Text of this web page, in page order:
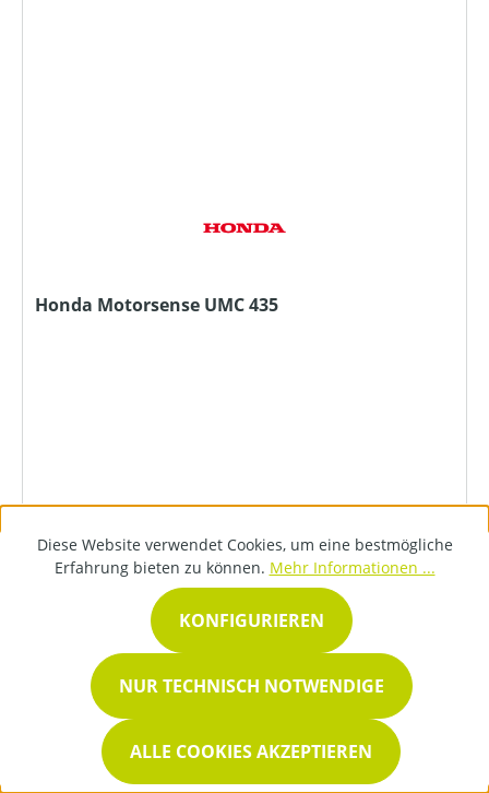
Honda Motorsense UMC 435
578,99 €*
DETAILS
Diese Website verwendet Cookies, um eine bestmögliche
Erfahrung bieten zu können. Mehr Informationen ...
NUR TECHNISCH NOTWENDIGE
KONFIGURIEREN
ALLE COOKIES AKZEPTIEREN